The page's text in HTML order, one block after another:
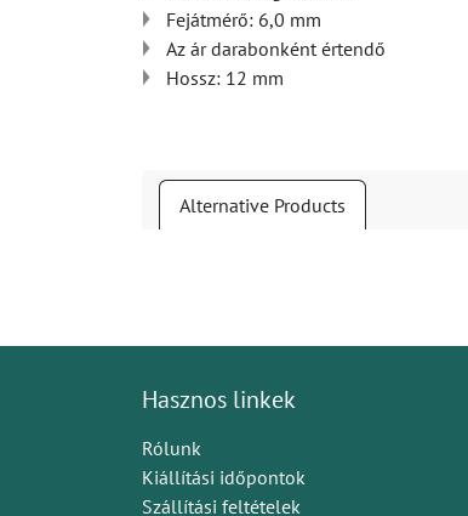
Fejátmérő: 6,0 mm
Az ár darabonként értendő
Hossz: 12 mm
Alternative Products
Hasznos linkek
Rólunk
Kiállítási időpontok
Szállítási feltételek